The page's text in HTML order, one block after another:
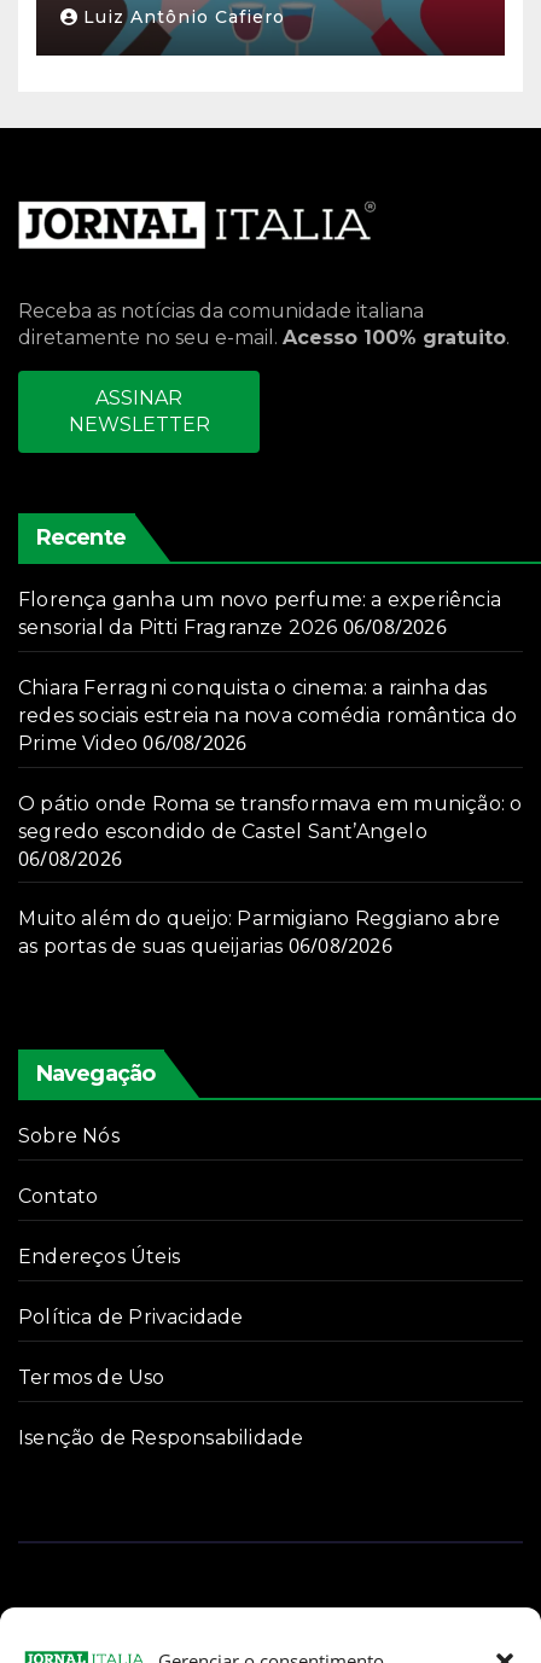
Luiz Antônio Cafiero
Receba as notícias da comunidade italiana
diretamente no seu e-mail. Acesso 100% gratuito.
ASSINAR
NEWSLETTER
Recente
Florença ganha um novo perfume: a experiência
sensorial da Pitti Fragranze 2026 06/08/2026
Chiara Ferragni conquista o cinema: a rainha das
redes sociais estreia na nova comédia romântica do
Prime Video 06/08/2026
O pátio onde Roma se transformava em munição: o
segredo escondido de Castel Sant’Angelo
06/08/2026
Muito além do queijo: Parmigiano Reggiano abre
as portas de suas queijarias 06/08/2026
Navegação
Sobre Nós
Contato
Endereços Úteis
Política de Privacidade
Termos de Uso
Isenção de Responsabilidade